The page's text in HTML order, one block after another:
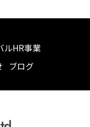
ルHR事業
ブログ